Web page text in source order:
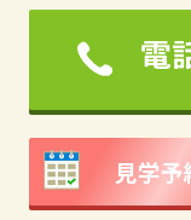
電
見学予